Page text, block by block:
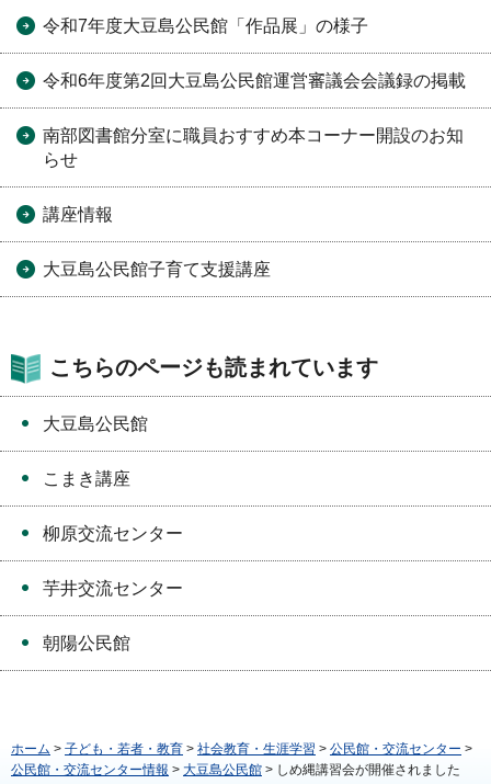
令和7年度大豆島公民館「作品展」の様子
令和6年度第2回大豆島公民館運営審議会会議録の掲載
南部図書館分室に職員おすすめ本コーナー開設のお知
らせ
講座情報
大豆島公民館子育て支援講座
こちらのページも読まれています
大豆島公民館
こまき講座
柳原交流センター
芋井交流センター
朝陽公民館
ホーム > 子ども・若者・教育 > 社会教育・生涯学習 > 公民館・交流センター >
公民館・交流センター情報 > 大豆島公民館 > しめ縄講習会が開催されました